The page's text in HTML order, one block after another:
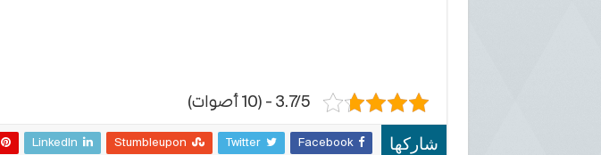
3.7/5 - (10 أصوات)
شاركها Facebook
Twitter
Stumbleupon
LinkedIn